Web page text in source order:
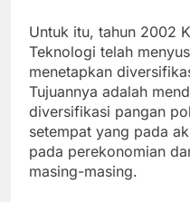
Untuk itu, tahun 2002
Teknologi telah
menetapkan
Tujuannya adalah
diversifikasi pangan
setempat yang pada
pada perekonomian
masing-masing.